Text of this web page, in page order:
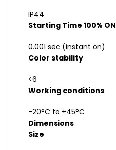
IP44
Starting Time 100% ON
0.001 sec (instant on)
Color stability
<6
Working conditions
-20°C to +45°C
Dimensions
Size